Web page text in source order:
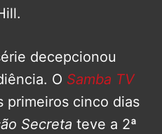
decepcionou
O Samba TV
primeiros cinco dias
Secreta teve a 2ª